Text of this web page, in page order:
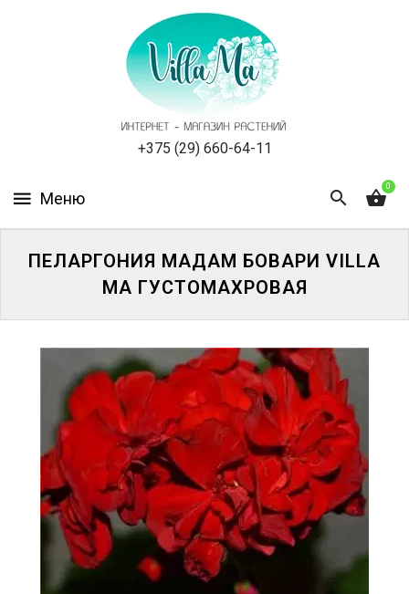
+375 (29) 660-64-11
0
НОВОСТИ,
АКЦИИ
ОТЗЫВЫ
УСЛУГИ
ОДНОЛЕТНИЕ
ВОЙТИ
ЗАБЫЛИ
ПАРОЛЬ?
ПЕЛАРГОНИЯ МАДАМ БОВАРИ VILLA
MA ГУСТОМАХРОВАЯ